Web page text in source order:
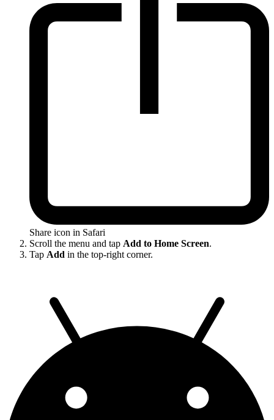
Share icon in Safari
Scroll the menu and tap Add to Home Screen.
Tap Add in the top-right corner.